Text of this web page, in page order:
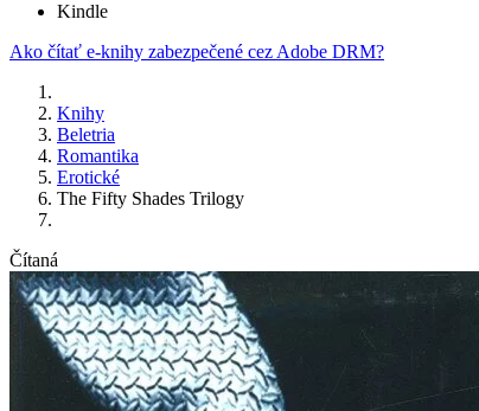
Kindle
Ako čítať e-knihy zabezpečené cez Adobe DRM?
Knihy
Beletria
Romantika
Erotické
The Fifty Shades Trilogy
Čítaná